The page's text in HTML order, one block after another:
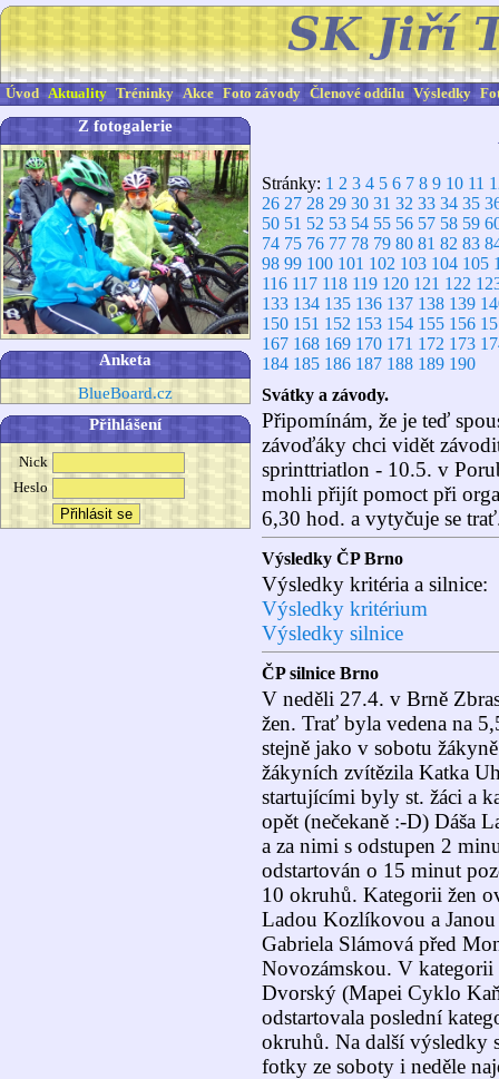
Úvod Aktuality Tréninky Akce Foto závody Členové oddílu Výsledky
Z fotogalerie
Anketa
BlueBoard.cz
Přihlášení
Nick
Heslo
Stránky: 1 2 3 4 5 6 7 8 9 10 11
26 27 28 29 30 31 32 33 34 35
50 51 52 53 54 55 56 57 58 59
74 75 76 77 78 79 80 81 82 83
98 99 100 101 102 103 104 105
116 117 118 119 120 121 122
133 134 135 136 137 138 139
150 151 152 153 154 155 156
167 168 169 170 171 172 173
184 185 186 187 188 189 190
Svátky a závody.
Připomínám, že je teď
závoďáky chci vidět
sprinttriatlon - 10.5. v
mohli přijít pomoct při
6,30 hod. a vytyčuje se
Výsledky ČP Brno
Výsledky kritéria a silnice:
Výsledky kritérium
Výsledky silnice
ČP silnice Brno
V neděli 27.4. v Brně
žen. Trať byla vedena na
stejně jako v sobotu
žákyních zvítězila Katka
startujícími byly st. žáci a
opět (nečekaně :-D) Dáša
a za nimi s odstupen 2
odstartován o 15 minut
10 okruhů. Kategorii žen
Ladou Kozlíkovou a
Gabriela Slámová před
Novozámskou. V kategorii
Dvorský (Mapei Cyklo
odstartovala poslední
okruhů. Na další výsledky
fotky ze soboty i neděle